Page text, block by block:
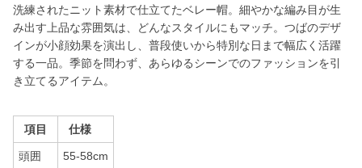
洗練されたニット素材で仕立てたベレー帽。細やかな編み目が生
み出す上品な雰囲気は、どんなスタイルにもマッチ。つばのデザ
インが小顔効果を演出し、普段使いから特別な日まで幅広く活躍
する一品。季節を問わず、あらゆるシーンでのファッションを引
き立てるアイテム。
項目 仕様
頭囲 55-58cm